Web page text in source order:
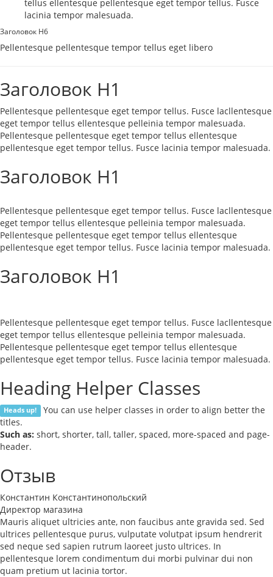
tellus ellentesque pellentesque eget tempor tellus. Fusce
lacinia tempor malesuada.
Заголовок H6
Pellentesque pellentesque tempor tellus eget libero
Заголовок H1
Pellentesque pellentesque eget tempor tellus. Fusce lacllentesque
eget tempor tellus ellentesque pelleinia tempor malesuada.
Pellentesque pellentesque eget tempor tellus ellentesque
pellentesque eget tempor tellus. Fusce lacinia tempor malesuada.
Заголовок H1
Pellentesque pellentesque eget tempor tellus. Fusce lacllentesque
eget tempor tellus ellentesque pelleinia tempor malesuada.
Pellentesque pellentesque eget tempor tellus ellentesque
pellentesque eget tempor tellus. Fusce lacinia tempor malesuada.
Заголовок H1
Pellentesque pellentesque eget tempor tellus. Fusce lacllentesque
eget tempor tellus ellentesque pelleinia tempor malesuada.
Pellentesque pellentesque eget tempor tellus ellentesque
pellentesque eget tempor tellus. Fusce lacinia tempor malesuada.
Heading Helper Classes
Heads up! You can use helper classes in order to align better the
titles.
Such as: short, shorter, tall, taller, spaced, more-spaced and page-
header.
Отзыв
Константин Константинопольский
Директор магазина
Mauris aliquet ultricies ante, non faucibus ante gravida sed. Sed
ultrices pellentesque purus, vulputate volutpat ipsum hendrerit
sed neque sed sapien rutrum laoreet justo ultrices. In
pellentesque lorem condimentum dui morbi pulvinar dui non
quam pretium ut lacinia tortor.